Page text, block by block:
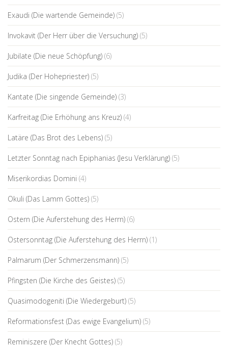
Exaudi (Die wartende Gemeinde) (5)
Invokavit (Der Herr über die Versuchung) (5)
Jubilate (Die neue Schöpfung) (6)
Judika (Der Hohepriester) (5)
Kantate (Die singende Gemeinde) (3)
Karfreitag (Die Erhöhung ans Kreuz) (4)
Latäre (Das Brot des Lebens) (5)
Letzter Sonntag nach Epiphanias (Jesu Verklärung) (5)
Miserikordias Domini (4)
Okuli (Das Lamm Gottes) (5)
Ostern (Die Auferstehung des Herrn) (6)
Ostersonntag (Die Auferstehung des Herrn) (1)
Palmarum (Der Schmerzensmann) (5)
Pfingsten (Die Kirche des Geistes) (5)
Quasimodogeniti (Die Wiedergeburt) (5)
Reformationsfest (Das ewige Evangelium) (5)
Reminiszere (Der Knecht Gottes) (5)